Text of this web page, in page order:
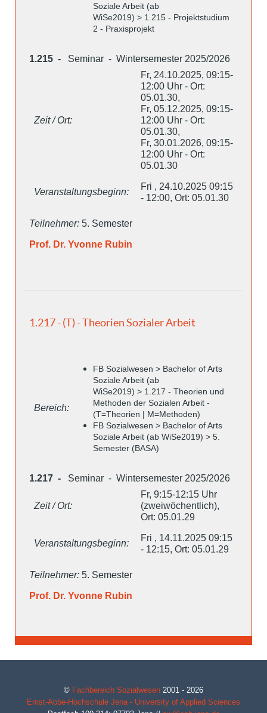
Soziale Arbeit (ab
WiSe2019) > 1.215 - Projektstudium
2 - Praxisprojekt
1.215 - Seminar - Wintersemester 2025/2026
Zeit / Ort:
Fr, 24.10.2025, 09:15-
12:00 Uhr - Ort:
05.01.30,
Fr, 05.12.2025, 09:15-
12:00 Uhr - Ort:
05.01.30,
Fr, 30.01.2026, 09:15-
12:00 Uhr - Ort:
05.01.30
Veranstaltungsbeginn:
Fri , 24.10.2025 09:15
- 12:00, Ort: 05.01.30
Teilnehmer: 5. Semester
Prof. Dr. Yvonne Rubin
1.217 - (T) - Theorien Sozialer Arbeit
Bereich:
FB Sozialwesen > Bachelor of Arts
Soziale Arbeit (ab
WiSe2019) > 1.217 - Theorien und
Methoden der Sozialen Arbeit -
(T=Theorien | M=Methoden)
FB Sozialwesen > Bachelor of Arts
Soziale Arbeit (ab WiSe2019) > 5.
Semester (BASA)
1.217 - Seminar - Wintersemester 2025/2026
Zeit / Ort:
Fr, 9:15-12:15 Uhr
(zweiwöchentlich),
Ort: 05.01.29
Veranstaltungsbeginn:
Fri , 14.11.2025 09:15
- 12:15, Ort: 05.01.29
Teilnehmer: 5. Semester
Prof. Dr. Yvonne Rubin
© Fachbereich Sozialwesen 2001 - 2026
Ernst-Abbe-Hochschule Jena - University of Applied Sciences